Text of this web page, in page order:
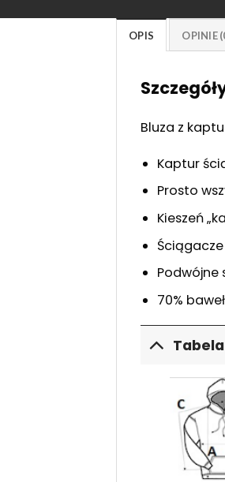
OPIS OPINIE
Bluza z
Kaptur
Prosto
Kieszeń
Podwójne
70%